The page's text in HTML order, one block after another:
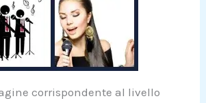
corrispondente al livello